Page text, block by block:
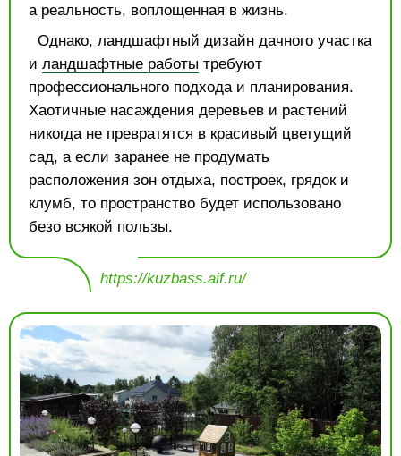
а реальность, воплощенная в жизнь.
Однако, ландшафтный дизайн дачного участка
и ландшафтные работы требуют
профессионального подхода и планирования.
Хаотичные насаждения деревьев и растений
никогда не превратятся в красивый цветущий
сад, а если заранее не продумать
расположения зон отдыха, построек, грядок и
клумб, то пространство будет использовано
безо всякой пользы.
https://kuzbass.aif.ru/